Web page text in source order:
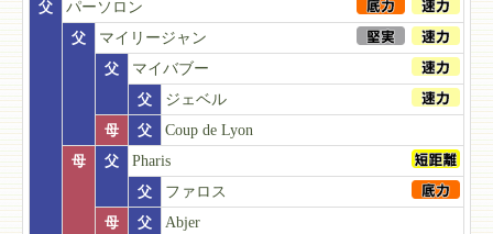
父
パーソロン
父
マイリージャン
父
マイバブー
父
ジェベル
母
父
Coup de Lyon
母
父
Pharis
父
ファロス
母
父
Abjer